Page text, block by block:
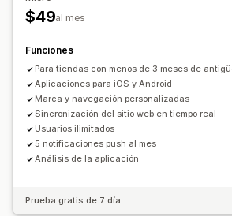
Carrito abandonado
Elemento multimedia enriquecido
Segmentos
Notificaciones
$49al mes
Funciones
Para tiendas con menos de 3 meses de
Aplicaciones para iOS y Android
Marca y navegación personalizadas
Sincronización del sitio web en tiempo real
Usuarios ilimitados
5 notificaciones push al mes
Análisis de la aplicación
Prueba gratis de 7 día